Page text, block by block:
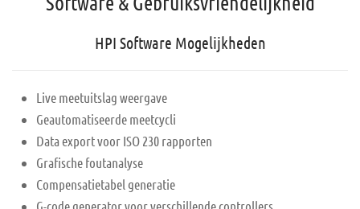
HPI Software Mogelijkheden
Live meetuitslag weergave
Geautomatiseerde meetcycli
Data export voor ISO 230 rapporten
Grafische foutanalyse
Compensatietabel generatie
G-code generator voor verschillende controllers